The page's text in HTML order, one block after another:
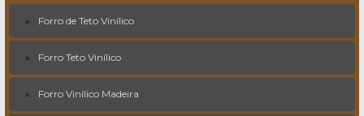
Forro de Teto Vinílico
Forro Teto Vinílico
Forro Vinílico Madeira